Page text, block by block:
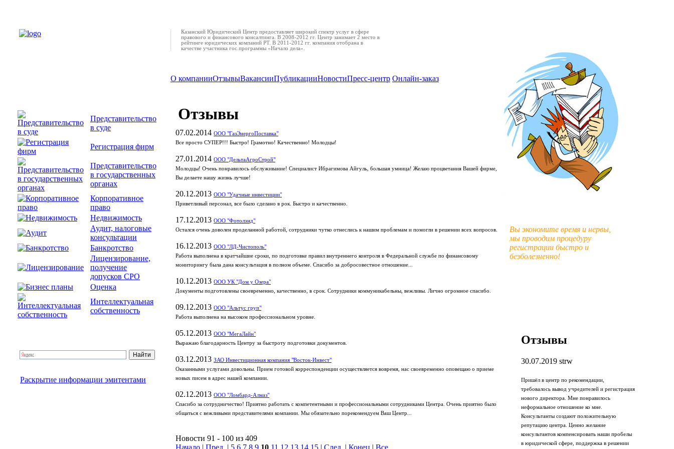
Представительство
в суде
Регистрация фирм
Представительство
в государственных
органах
Корпоративное
право
Недвижимость
Аудит, налоговые
консультации
Банкротство
Лицензирование,
получение
допусков СРО
Оценка
Интеллектуальная
собственность
Раскрытие информации эмитентами
Казанский Юридический Центр предоставляет широкий спектр услуг в сфере
правового и финансового консалтинга. В 2008-2012 гг. Центр занимает 2 место в
рейтинге юридических компаний РТ. В 2011-2012 гг. компания отобрана в
качестве участника гос.программы «Начало дела».
О компанииОтзывыВакансииПубликацииНовостиПресс-центр Онлайн-заказ
Отзывы
07.02.2014 ООО "ГазЭнергоПоставка"
Все просто СУПЕР!!! Быстро! Грамотно! Качественно! Молодцы!
27.01.2014 ООО "ДельтаАгроСтрой"
Молодцы! Очень понравилось обслуживание! Специалист Ибрагимова Айгуль, большая умница! Желаю процветания Вашей фирме,
Вы делаете нашу жизнь лучше!
20.12.2013 ООО "Удачные инвестиции"
Приветливый персонал, все было сделано в рок. Быстро и качественно.
17.12.2013 ООО "Фотолэнд"
Остался очень доволен проделанной работой, сотрудники чутко отнеслись к нашим проблемам и помогли в решении всех вопросов.
16.12.2013 ООО "ЛД-Чистополь"
Работа выполнена в кратчайшие сроки, по подготовке правил внутреннего контроля в Федеральной службе по финансовому
мониторингу была дана консультация в полном объеме. Спасибо за добросовестное отношение...
10.12.2013 ООО УК "Дом у Озера"
Документы подготовлены своевременно, качественно, в срок. Сотрудники коммуникабельны, вежливы. Лично огромное спасибо.
09.12.2013 ООО "Альтус груп"
Работа выполнена на высоком профессиональном уровне.
05.12.2013 ООО "МегаЛайн"
Выражаю благодарность Центру за быстроту подготовки документов.
03.12.2013 ЗАО Инвестиционная компания "Восток-Инвест"
Оказанными услугами довольны. Прием готовой корреспонденции осуществляется вовремя, нас своевременно оповещаю о приеме
новых писем в адрес нашей компании.
02.12.2013 ООО "Ломбард-Алмаз"
Спасибо за сотрудничество! Приятно работать с компетентными и профессиональными сотрудниками Центра. Очень приятно было
общаться с вежливыми представителями компании. Мы обязательно порекомендуем Ваш Центр...
Новости 91 - 100 из 409
Начало | Пред. | 5 6 7 8 9 10 11 12 13 14 15 | След. | Конец | Все
Вы экономите время и нервы,
мы проводим процедуру
регистрации быстро и
безболезненно!
Отзывы
30.07.2019 strw
Пришёл в центр по рекомендации,
требовалось вывод учредителей и регистрация
нового директора. Мне понравилось
неформальное отношение ко мне.
Консультанты создают положительную
репутацию центра. Ценно желание
консультантов компенсировать наши пробелы
в юридической сфере, поддержка в решении